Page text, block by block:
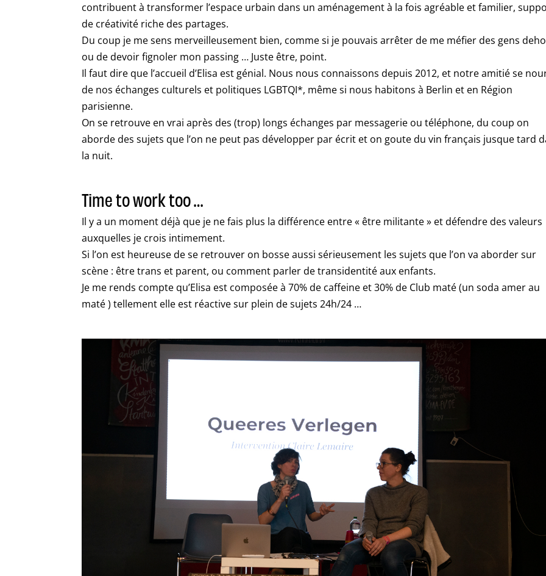
contribuent à transformer l’espace urbain dans un aménagement à la fois agréable et familier,
de créativité riche des partages.
Du coup je me sens merveilleusement bien, comme si je pouvais arrêter de me méfier des gens
ou de devoir fignoler mon passing … Juste être, point.
Il faut dire que l’accueil d’Elisa est génial. Nous nous connaissons depuis 2012, et notre amitié se
de nos échanges culturels et politiques LGBTQI*, même si nous habitons à Berlin et en Région
parisienne.
On se retrouve en vrai après des (trop) longs échanges par messagerie ou téléphone, du coup on
aborde des sujets que l’on ne peut pas développer par écrit et on goute du vin français jusque tard
la nuit.
Time to work too …
Il y a un moment déjà que je ne fais plus la différence entre « être militante » et défendre des valeurs
auxquelles je crois intimement.
Si l’on est heureuse de se retrouver on bosse aussi sérieusement les sujets que l’on va aborder sur
scène : être trans et parent, ou comment parler de transidentité aux enfants.
Je me rends compte qu’Elisa est composée à 70% de caffeine et 30% de Club maté (un soda amer au
maté ) tellement elle est réactive sur plein de sujets 24h/24 …